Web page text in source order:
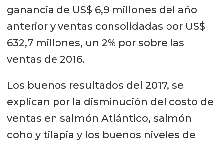
Una moderación en el
crecimiento de la oferta de los
principales países productores.
ganancia de US$ 6,9 millones del año
anterior y ventas consolidadas por US$
632,7 millones, un 2% por sobre las
ventas de 2016.
Los buenos resultados del 2017, se
explican por la disminución del costo de
ventas en salmón Atlántico, salmón
coho y tilapia y los buenos niveles de